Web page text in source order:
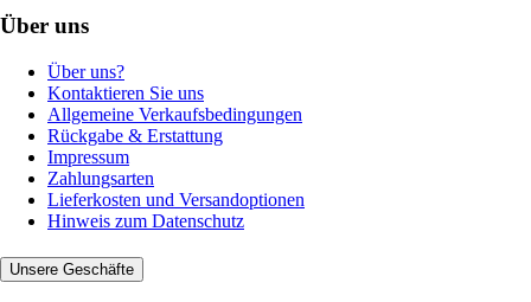
Über uns
Über uns?
Kontaktieren Sie uns
Allgemeine Verkaufsbedingungen
Rückgabe & Erstattung
Impressum
Zahlungsarten
Lieferkosten und Versandoptionen
Hinweis zum Datenschutz
Unsere Geschäfte